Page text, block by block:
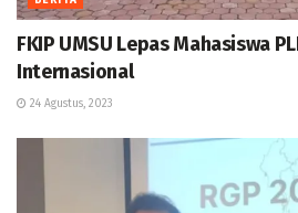
FKIP UMSU Lepas Mahasiswa
Internasional
24 Agustus, 2023